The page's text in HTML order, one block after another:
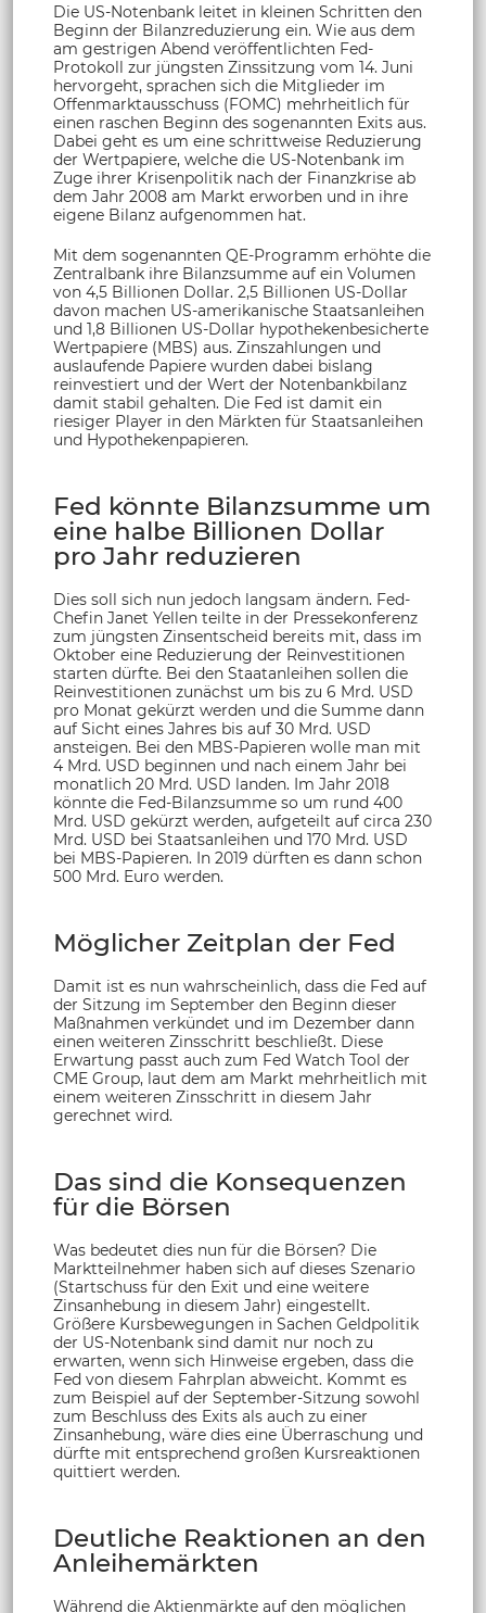
Die US-Notenbank leitet in kleinen Schritten den
Beginn der Bilanzreduzierung ein. Wie aus dem
am gestrigen Abend veröffentlichten Fed-
Protokoll zur jüngsten Zinssitzung vom 14. Juni
hervorgeht, sprachen sich die Mitglieder im
Offenmarktausschuss (FOMC) mehrheitlich für
einen raschen Beginn des sogenannten Exits aus.
Dabei geht es um eine schrittweise Reduzierung
der Wertpapiere, welche die US-Notenbank im
Zuge ihrer Krisenpolitik nach der Finanzkrise ab
dem Jahr 2008 am Markt erworben und in ihre
eigene Bilanz aufgenommen hat.
Mit dem sogenannten QE-Programm erhöhte die
Zentralbank ihre Bilanzsumme auf ein Volumen
von 4,5 Billionen Dollar. 2,5 Billionen US-Dollar
davon machen US-amerikanische Staatsanleihen
und 1,8 Billionen US-Dollar hypothekenbesicherte
Wertpapiere (MBS) aus. Zinszahlungen und
auslaufende Papiere wurden dabei bislang
reinvestiert und der Wert der Notenbankbilanz
damit stabil gehalten. Die Fed ist damit ein
riesiger Player in den Märkten für Staatsanleihen
und Hypothekenpapieren.
Fed könnte Bilanzsumme um
eine halbe Billionen Dollar
pro Jahr reduzieren
Dies soll sich nun jedoch langsam ändern. Fed-
Chefin Janet Yellen teilte in der Pressekonferenz
zum jüngsten Zinsentscheid bereits mit, dass im
Oktober eine Reduzierung der Reinvestitionen
starten dürfte. Bei den Staatanleihen sollen die
Reinvestitionen zunächst um bis zu 6 Mrd. USD
pro Monat gekürzt werden und die Summe dann
auf Sicht eines Jahres bis auf 30 Mrd. USD
ansteigen. Bei den MBS-Papieren wolle man mit
4 Mrd. USD beginnen und nach einem Jahr bei
monatlich 20 Mrd. USD landen. Im Jahr 2018
könnte die Fed-Bilanzsumme so um rund 400
Mrd. USD gekürzt werden, aufgeteilt auf circa 230
Mrd. USD bei Staatsanleihen und 170 Mrd. USD
bei MBS-Papieren. In 2019 dürften es dann schon
500 Mrd. Euro werden.
Möglicher Zeitplan der Fed
Damit ist es nun wahrscheinlich, dass die Fed auf
der Sitzung im September den Beginn dieser
Maßnahmen verkündet und im Dezember dann
einen weiteren Zinsschritt beschließt. Diese
Erwartung passt auch zum Fed Watch Tool der
CME Group, laut dem am Markt mehrheitlich mit
einem weiteren Zinsschritt in diesem Jahr
gerechnet wird.
Das sind die Konsequenzen
für die Börsen
Was bedeutet dies nun für die Börsen? Die
Marktteilnehmer haben sich auf dieses Szenario
(Startschuss für den Exit und eine weitere
Zinsanhebung in diesem Jahr) eingestellt.
Größere Kursbewegungen in Sachen Geldpolitik
der US-Notenbank sind damit nur noch zu
erwarten, wenn sich Hinweise ergeben, dass die
Fed von diesem Fahrplan abweicht. Kommt es
zum Beispiel auf der September-Sitzung sowohl
zum Beschluss des Exits als auch zu einer
Zinsanhebung, wäre dies eine Überraschung und
dürfte mit entsprechend großen Kursreaktionen
quittiert werden.
Deutliche Reaktionen an den
Anleihemärkten
Während die Aktienmärkte auf den möglichen